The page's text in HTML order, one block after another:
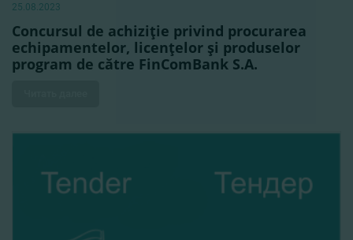
25.08.2023
Concursul de achiziţie privind procurarea
echipamentelor, licenţelor şi produselor
program de către FinComBank S.A.